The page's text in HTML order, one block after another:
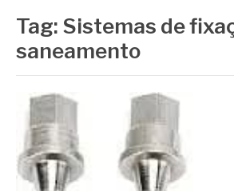
Tag: Sistemas de
saneamento